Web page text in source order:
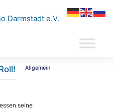
Darmstadt e.V.
Allgemein
seine